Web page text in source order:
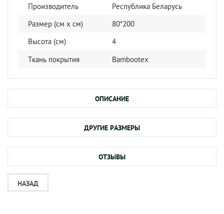
Производитель
Республика Беларусь
Размер (см x cм)
80*200
Высота (см)
4
Ткань покрытия
Bambootex
ОПИСАНИЕ
ДРУГИЕ РАЗМЕРЫ
ОТЗЫВЫ
НАЗАД